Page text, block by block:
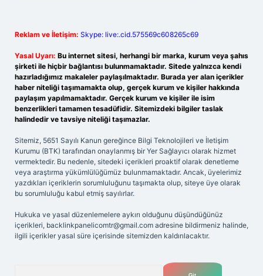
Reklam ve İletişim: Skype: live:.cid.575569c608265c69
Yasal Uyarı: Bu internet sitesi, herhangi bir marka, kurum veya şahıs
şirketi ile hiçbir bağlantısı bulunmamaktadır. Sitede yalnızca kendi
hazırladığımız makaleler paylaşılmaktadır. Burada yer alan içerikler
haber niteliği taşımamakta olup, gerçek kurum ve kişiler hakkında
paylaşım yapılmamaktadır. Gerçek kurum ve kişiler ile isim
benzerlikleri tamamen tesadüfidir. Sitemizdeki bilgiler taslak
halindedir ve tavsiye niteliği taşımazlar.
Sitemiz, 5651 Sayılı Kanun gereğince Bilgi Teknolojileri ve İletişim
Kurumu (BTK) tarafından onaylanmış bir Yer Sağlayıcı olarak hizmet
vermektedir. Bu nedenle, sitedeki içerikleri proaktif olarak denetleme
veya araştırma yükümlülüğümüz bulunmamaktadır. Ancak, üyelerimiz
yazdıkları içeriklerin sorumluluğunu taşımakta olup, siteye üye olarak
bu sorumluluğu kabul etmiş sayılırlar.
Hukuka ve yasal düzenlemelere aykırı olduğunu düşündüğünüz
içerikleri, backlinkpanelicomtr@gmail.com adresine bildirmeniz halinde,
ilgili içerikler yasal süre içerisinde sitemizden kaldırılacaktır.